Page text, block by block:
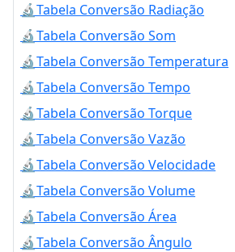
🔬Tabela Conversão Radiação
🔬Tabela Conversão Som
🔬Tabela Conversão Temperatura
🔬Tabela Conversão Tempo
🔬Tabela Conversão Torque
🔬Tabela Conversão Vazão
🔬Tabela Conversão Velocidade
🔬Tabela Conversão Volume
🔬Tabela Conversão Área
🔬Tabela Conversão Ângulo